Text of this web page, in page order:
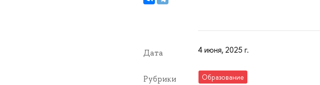
Дата 4 июня, 2025 г.
Рубрики Образование